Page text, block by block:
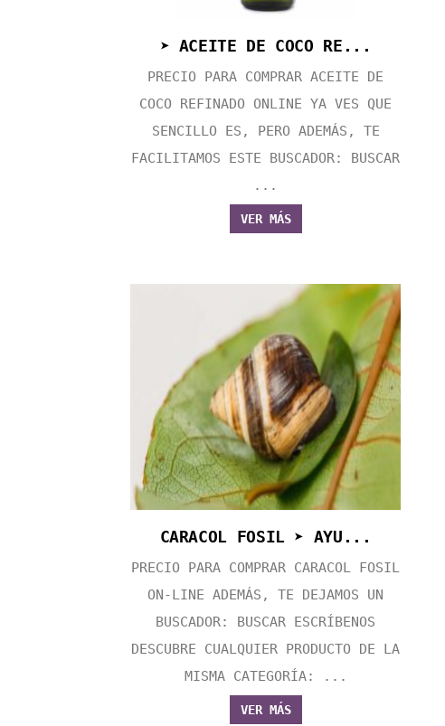
➤ ACEITE DE COCO RE...
PRECIO PARA COMPRAR ACEITE DE
COCO REFINADO ONLINE YA VES QUE
SENCILLO ES, PERO ADEMÁS, TE
FACILITAMOS ESTE BUSCADOR: BUSCAR
...
VER MÁS
CARACOL FOSIL ➤ AYU...
PRECIO PARA COMPRAR CARACOL FOSIL
ON-LINE ADEMÁS, TE DEJAMOS UN
BUSCADOR: BUSCAR ESCRÍBENOS
DESCUBRE CUALQUIER PRODUCTO DE LA
MISMA CATEGORÍA: ...
VER MÁS